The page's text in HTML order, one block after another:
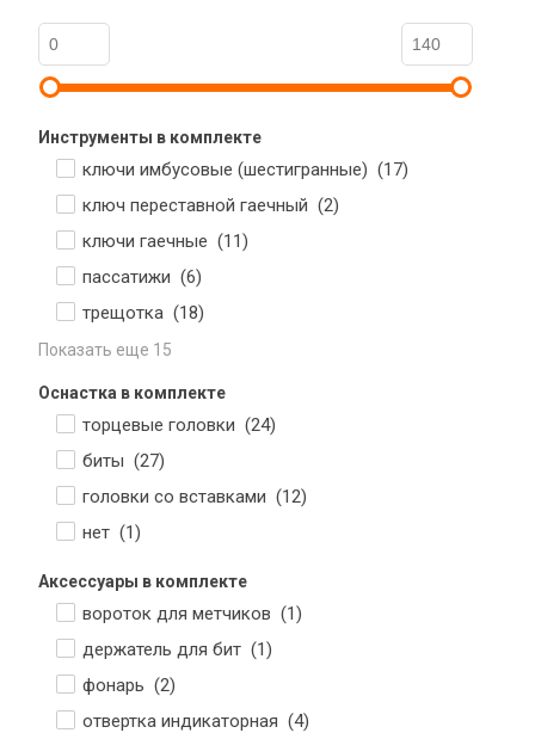
Инструменты в комплекте
ключи имбусовые (шестигранные) (17)
ключ переставной гаечный (2)
ключи гаечные (11)
пассатижи (6)
трещотка (18)
Показать еще 15
Оснастка в комплекте
торцевые головки (24)
биты (27)
головки со вставками (12)
нет (1)
Аксессуары в комплекте
вороток для метчиков (1)
держатель для бит (1)
фонарь (2)
отвертка индикаторная (4)